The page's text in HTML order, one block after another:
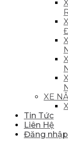
XE
Tin Tức
Liên Hệ
Đăng nhập